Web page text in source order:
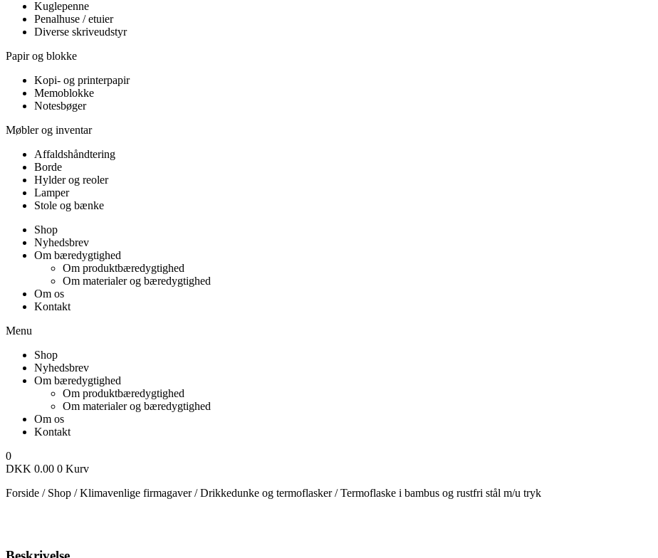
Kuglepenne
Penalhuse / etuier
Diverse skriveudstyr
Papir og blokke
Kopi- og printerpapir
Memoblokke
Notesbøger
Møbler og inventar
Affaldshåndtering
Borde
Hylder og reoler
Lamper
Stole og bænke
Shop
Nyhedsbrev
Om bæredygtighed
Om produktbæredygtighed
Om materialer og bæredygtighed
Om os
Kontakt
Menu
Shop
Nyhedsbrev
Om bæredygtighed
Om produktbæredygtighed
Om materialer og bæredygtighed
Om os
Kontakt
0
DKK 0.00 0 Kurv
Forside / Shop /Klimavenlige firmagaver/Drikkedunke og termoflasker/Termoflaske i bambus og rustfri stål m/u tryk